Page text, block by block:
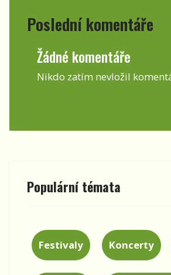
Poslední komentáře
Žádné komentáře
Nikdo zatím nevložil
Populární témata
Festivaly Koncerty